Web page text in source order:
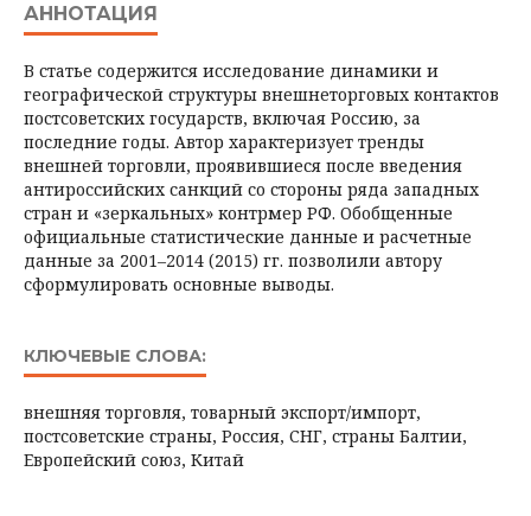
АННОТАЦИЯ
В статье содержится исследование динамики и
географической структуры внешнеторговых контактов
постсоветских государств, включая Россию, за
последние годы. Автор характеризует тренды
внешней торговли, проявившиеся после введения
антироссийских санкций со стороны ряда западных
стран и «зеркальных» контрмер РФ. Обобщенные
официальные статистические данные и расчетные
данные за 2001–2014 (2015) гг. позволили автору
сформулировать основные выводы.
КЛЮЧЕВЫЕ СЛОВА:
внешняя торговля, товарный экспорт/импорт,
постсоветские страны, Россия, СНГ, страны Балтии,
Европейский союз, Китай